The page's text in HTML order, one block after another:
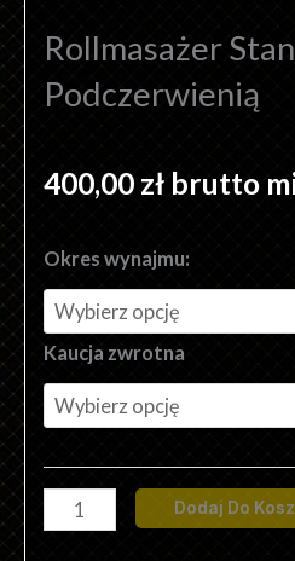
Rollmasażer
Podczerwienią
400,00 zł brutto
Okres wynajmu:
Kaucja zwrotna
ilość
Rollmasażer
Standard
z
Podczerwienią
Dodaj Do